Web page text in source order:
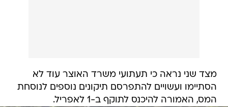
מצד שני נראה כי תעתועי משרד האוצר עוד לא
הסתיימו ועשויים להתפרסם תיקונים נוספים לנוסחת
המס, האמורה להיכנס לתוקף ב-1 לאפריל.